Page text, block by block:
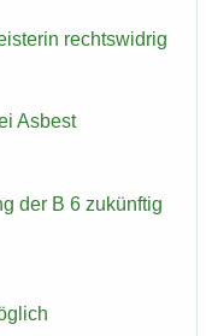
rechts­wid­rig
Asbest
der B 6 zu­künf­tig